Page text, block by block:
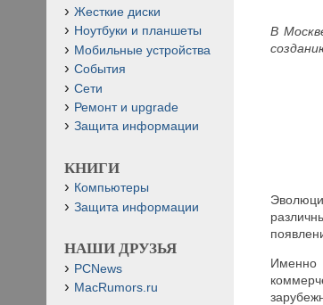
В
Именно
Жесткие диски
Ноутбуки и планшеты
Мобильные устройства
События
Сети
Ремонт и upgrade
Защита информации
КНИГИ
Компьютеры
Защита информации
НАШИ ДРУЗЬЯ
PCNews
MacRumors.ru